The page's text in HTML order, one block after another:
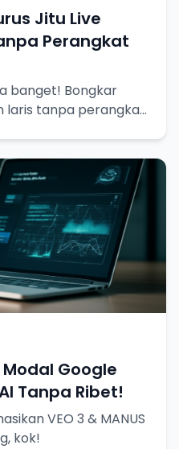
Jitu Live
Perangkat
banget! Bongkar
laris tanpa perangkat
Google
Tanpa Ribet!
VEO 3 & MANUS
kok!